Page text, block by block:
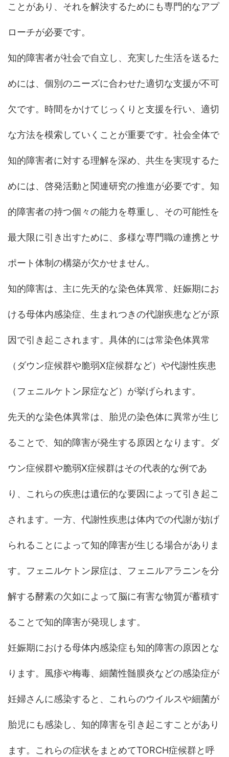
ことがあり、それを解決するためにも専門的なアプ
ローチが必要です。
知的障害者が社会で自立し、充実した生活を送るた
めには、個別のニーズに合わせた適切な支援が不可
欠です。時間をかけてじっくりと支援を行い、適切
な方法を模索していくことが重要です。社会全体で
知的障害者に対する理解を深め、共生を実現するた
めには、啓発活動と関連研究の推進が必要です。知
的障害者の持つ個々の能力を尊重し、その可能性を
最大限に引き出すために、多様な専門職の連携とサ
ポート体制の構築が欠かせません。
知的障害は、主に先天的な染色体異常、妊娠期にお
ける母体内感染症、生まれつきの代謝疾患などが原
因で引き起こされます。具体的には常染色体異常
（ダウン症候群や脆弱X症候群など）や代謝性疾患
（フェニルケトン尿症など）が挙げられます。
先天的な染色体異常は、胎児の染色体に異常が生じ
ることで、知的障害が発生する原因となります。ダ
ウン症候群や脆弱X症候群はその代表的な例であ
り、これらの疾患は遺伝的な要因によって引き起こ
されます。一方、代謝性疾患は体内での代謝が妨げ
られることによって知的障害が生じる場合がありま
す。フェニルケトン尿症は、フェニルアラニンを分
解する酵素の欠如によって脳に有害な物質が蓄積す
ることで知的障害が発現します。
妊娠期における母体内感染症も知的障害の原因とな
ります。風疹や梅毒、細菌性髄膜炎などの感染症が
妊婦さんに感染すると、これらのウイルスや細菌が
胎児にも感染し、知的障害を引き起こすことがあり
ます。これらの症状をまとめてTORCH症候群と呼